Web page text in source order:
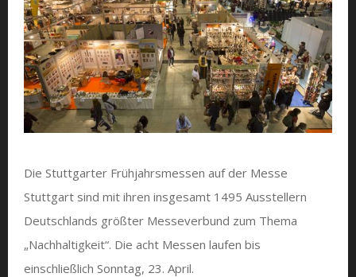
Die Stuttgarter Frühjahrsmessen auf der Messe
Stuttgart sind mit ihren insgesamt 1495 Ausstellern
Deutschlands größter Messeverbund zum Thema
„Nachhaltigkeit“. Die acht Messen laufen bis
einschließlich Sonntag, 23. April.